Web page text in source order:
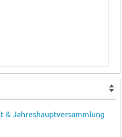
& Jahreshauptversammlung